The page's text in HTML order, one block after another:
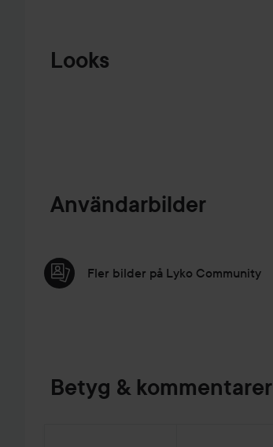
Looks
Användarbilder
Fler bilder på Lyko Community
Betyg & kommentarer